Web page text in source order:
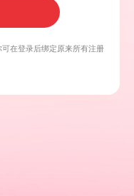
在登录后绑定原来所有注册